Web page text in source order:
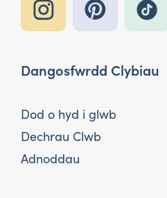
Dangosfwrdd Clybiau
Dod o hyd i glwb
Dechrau Clwb
Adnoddau